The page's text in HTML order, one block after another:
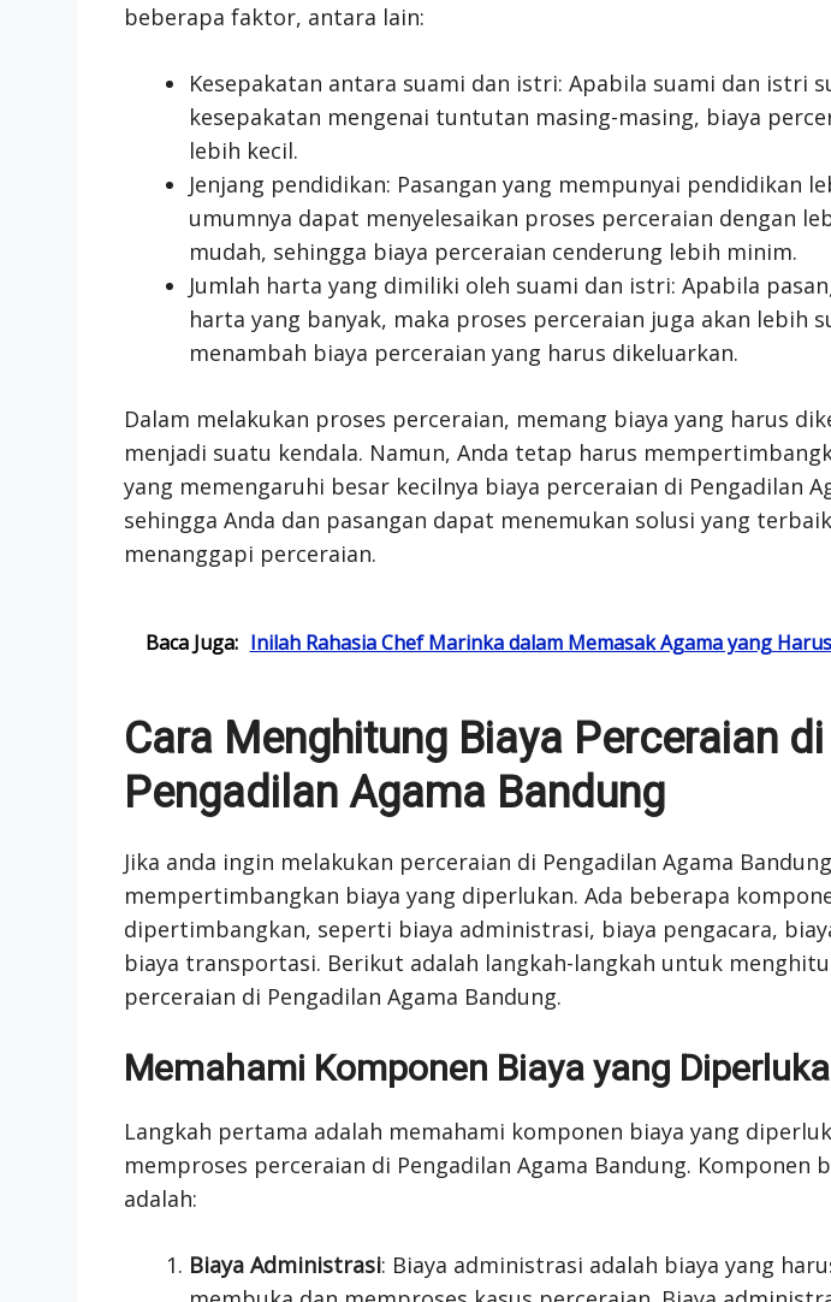
beberapa faktor, antara lain:
Kesepakatan antara suami dan istri: Apabila suami dan istri
kesepakatan mengenai tuntutan masing-masing, biaya
lebih kecil.
Jenjang pendidikan: Pasangan yang mempunyai pendidikan
umumnya dapat menyelesaikan proses perceraian dengan
mudah, sehingga biaya perceraian cenderung lebih minim.
Jumlah harta yang dimiliki oleh suami dan istri: Apabila
harta yang banyak, maka proses perceraian juga akan lebih
menambah biaya perceraian yang harus dikeluarkan.
Dalam melakukan proses perceraian, memang biaya yang harus
menjadi suatu kendala. Namun, Anda tetap harus
yang memengaruhi besar kecilnya biaya perceraian di Pengadilan
sehingga Anda dan pasangan dapat menemukan solusi yang
menanggapi perceraian.
Baca Juga: Inilah Rahasia Chef Marinka dalam Memasak Agama yang
Cara Menghitung Biaya Perceraian di
Pengadilan Agama Bandung
Jika anda ingin melakukan perceraian di Pengadilan Agama
mempertimbangkan biaya yang diperlukan. Ada beberapa
dipertimbangkan, seperti biaya administrasi, biaya pengacara,
biaya transportasi. Berikut adalah langkah-langkah untuk
perceraian di Pengadilan Agama Bandung.
Memahami Komponen Biaya yang
Langkah pertama adalah memahami komponen biaya yang
memproses perceraian di Pengadilan Agama Bandung. Komponen
adalah:
Biaya Administrasi: Biaya administrasi adalah biaya yang